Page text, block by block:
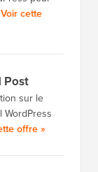
Voir cette
Post
sur le
WordPress
offre »